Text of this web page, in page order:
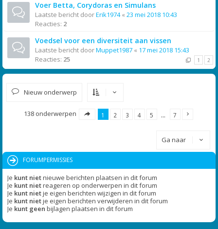
Voer Betta, Corydoras en Simulans
Laatste bericht doorErik1974« 23 mei 2018 10:43
Reacties: 2
Voedsel voor een diversiteit aan vissen
Laatste bericht doorMuppet1987 « 17 mei 2018 15:43
Reacties: 25 1 2
Nieuw onderwerp
138 onderwerpen 1 2 3 4 5 … 7
Ga naar
FORUMPERMISSIES
Je kunt nietnieuwe berichten plaatsen in dit forum
Je kunt nietreageren op onderwerpen in dit forum
Je kunt nietje eigen berichten wijzigen in dit forum
Je kunt nietje eigen berichten verwijderen in dit forum
Je kunt geen bijlagen plaatsen in dit forum